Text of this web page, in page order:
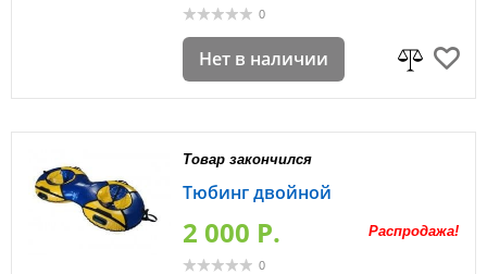
0
Нет в наличии
Товар закончился
Тюбинг двойной
Распродажа!
2 000 P.
0